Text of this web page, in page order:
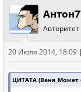
Авторитет
20 Июля 2014, 18:09 |
ЦИТАТА (Ваня_Может